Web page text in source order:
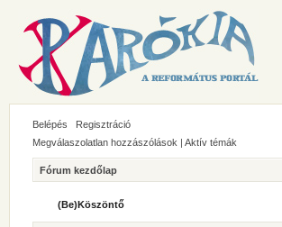
Belépés Regisztráció
Megválaszolatlan hozzászólások | Aktív témák
Fórum kezdőlap
(Be)Köszöntő